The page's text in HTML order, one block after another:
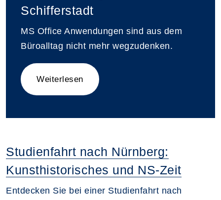
Schifferstadt
MS Office Anwendungen sind aus dem
Büroalltag nicht mehr wegzudenken.
Weiterlesen
Studienfahrt nach Nürnberg:
Kunsthistorisches und NS-Zeit
Entdecken Sie bei einer Studienfahrt nach